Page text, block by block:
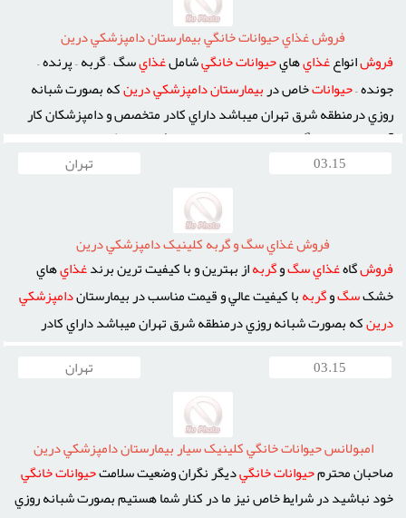
فروش غذاي حيوانات خانگي بيمارستان دامپزشکي درين
فروشانواعغذايهايحيواناتخانگيشاملغذايسگ – گربه – پرنده –
جونده –حيواناتخاص دربيمارستاندامپزشکيدرينکه بصورت شبانه
روزي درمنطقه شرق تهران ميباشد داراي کادر متخصص و دامپزشکان کار
آزموده اماده هر گونه خدمات در ماني - بهداشتي - تغذيه و تربيتي به
خانگيميباشد
مجهز به بخشهاي فوق
ميباشد بخش داخلي – فيزيوتراپي – پت شاپ – داروخانه – آزمايشگاه – ...
03.15 تهران
فروش غذاي سگ و گربه کلينيک دامپزشکي درين
فروشگاهغذايسگوگربهاز بهترين و با کيفيت ترين برندغذايهاي
خشکسگوگربهبا کيفيت عالي و قيمت مناسب در بيمارستاندامپزشکي
درينکه بصورت شبانه روزي درمنطقه شرق تهران ميباشد داراي کادر
بهداشتي - تغذيه و تربيتي به حيوانات خانگي ميباشد بيمارستان
مجهز به بخشهاي فوق ميباشد بخش داخلي – فيزيوتراپي –
03.15 تهران
امبولانس حيوانات خانگي کلينيک سيار بيمارستان دامپزشکي درين
صاحبان محترمحيواناتخانگيديگر نگران وضعيت سلامتحيواناتخانگي
خود نباشيد در شرايط خاص نيز ما در کنار شما هستيم بصورت شبانه روزي